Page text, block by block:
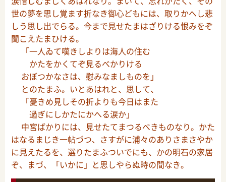
世の夢を思し覚ます折なき御心どもには、取りかへし悲
しう思し出でらる。今まで見せたまはざりける恨みをぞ
聞こえたまひける。
「一人ゐて嘆きしよりは海人の住む
かたをかくてぞ見るべかりける
おぼつかなさは、慰みなましものを」
とのたまふ。いとあはれと、思して、
「憂きめ見しその折よりも今日はまた
過ぎにしかたにかへる涙か」
中宮ばかりには、見せたてまつるべきものなり。かた
はなるまじき一帖づつ、さすがに浦々のありさまさやか
に見えたるを、選りたまふついでにも、かの明石の家居
ぞ、まづ、「いかに」と思しやらぬ時の間なき。